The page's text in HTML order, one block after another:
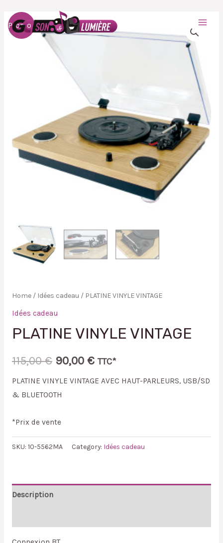
Promo !
Home/ Idées cadeau / PLATINE VINYLE VINTAGE
Idées cadeau
PLATINE VINYLE VINTAGE
115,00€ 90,00 € TTC*
PLATINE VINYLE VINTAGE AVEC HAUT-PARLEURS, USB/SD
& BLUETOOTH
*Prix de vente
SKU: 10-5562MA Category: Idées cadeau
Description